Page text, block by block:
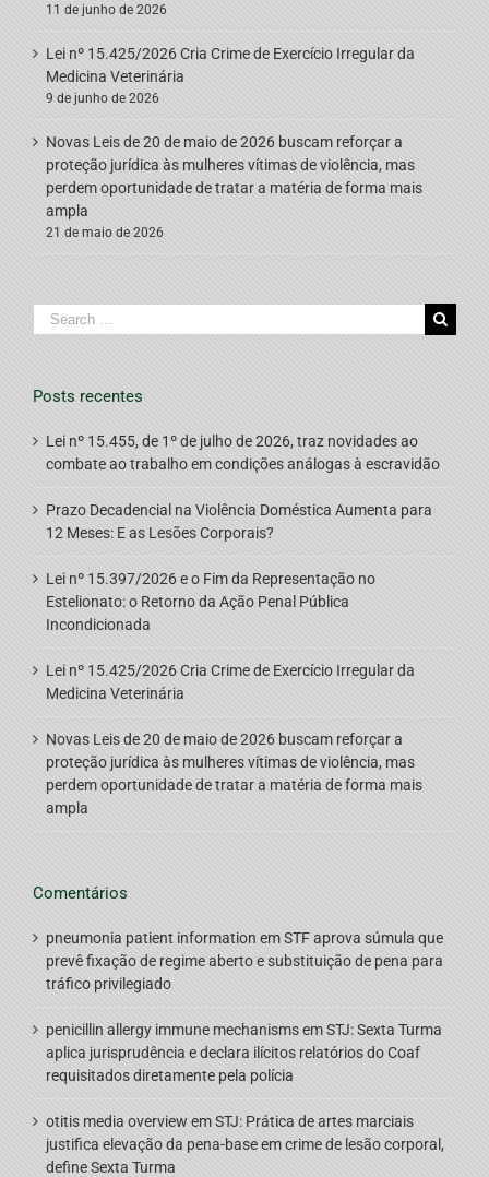
11 de junho de 2026
Lei nº 15.425/2026 Cria Crime de Exercício Irregular da
Medicina Veterinária
9 de junho de 2026
Novas Leis de 20 de maio de 2026 buscam reforçar a
proteção jurídica às mulheres vítimas de violência, mas
perdem oportunidade de tratar a matéria de forma mais
ampla
21 de maio de 2026
Search
for:
Posts recentes
Lei nº 15.455, de 1º de julho de 2026, traz novidades ao
combate ao trabalho em condições análogas à escravidão
Prazo Decadencial na Violência Doméstica Aumenta para
12 Meses: E as Lesões Corporais?
Lei nº 15.397/2026 e o Fim da Representação no
Estelionato: o Retorno da Ação Penal Pública
Incondicionada
Lei nº 15.425/2026 Cria Crime de Exercício Irregular da
Medicina Veterinária
Novas Leis de 20 de maio de 2026 buscam reforçar a
proteção jurídica às mulheres vítimas de violência, mas
perdem oportunidade de tratar a matéria de forma mais
ampla
Comentários
pneumonia patient information emSTF aprova súmula que
prevê fixação de regime aberto e substituição de pena para
tráfico privilegiado
penicillin allergy immune mechanismsemSTJ: Sexta Turma
aplica jurisprudência e declara ilícitos relatórios do Coaf
requisitados diretamente pela polícia
otitis media overviewemSTJ: Prática de artes marciais
justifica elevação da pena-base em crime de lesão corporal,
define Sexta Turma